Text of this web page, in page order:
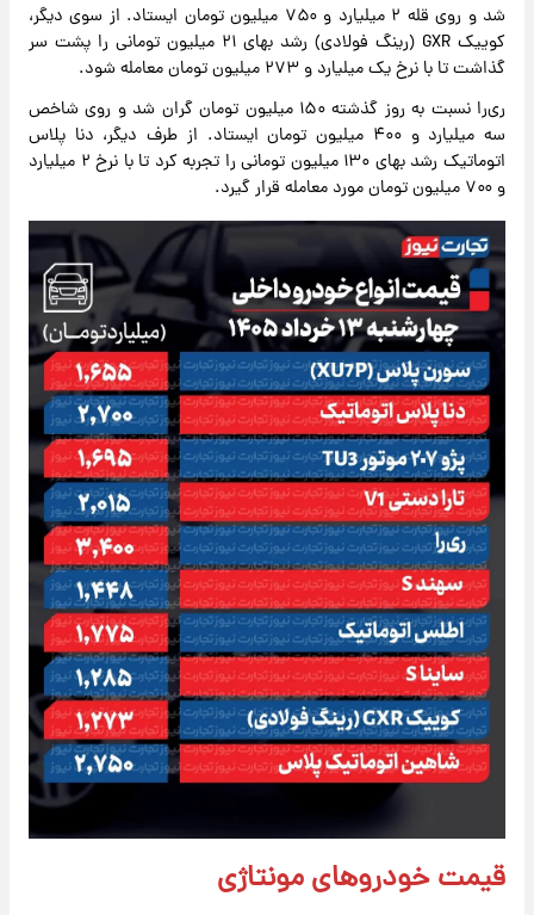
شد و روی قله ۲ میلیارد و ۷۵۰ میلیون تومان ایستاد. از سوی دیگر،
کوییک GXR (رینگ فولادی) رشد بهای ۲۱ میلیون تومانی را پشت سر
گذاشت تا با نرخ یک میلیارد و ۲۷۳ میلیون تومان معامله شود.
ری‌را نسبت به روز گذشته ۱۵۰ میلیون تومان گران شد و روی شاخص
سه میلیارد و ۴۰۰ میلیون تومان ایستاد. از طرف دیگر، دنا پلاس
اتوماتیک رشد بهای ۱۳۰ میلیون تومانی را تجربه کرد تا با نرخ ۲ میلیارد
و ۷۰۰ میلیون تومان مورد معامله قرار گیرد.
قیمت خودروهای مونتاژی